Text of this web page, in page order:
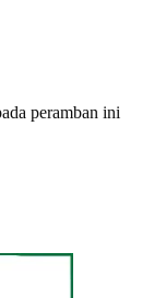
peramban ini